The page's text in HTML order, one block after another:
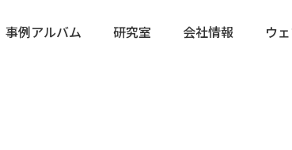
事例アルバム 研究室 会社情報 ウ